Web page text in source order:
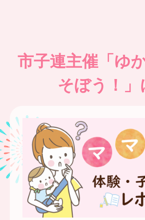
市子連主催「ゆ
そぼう！